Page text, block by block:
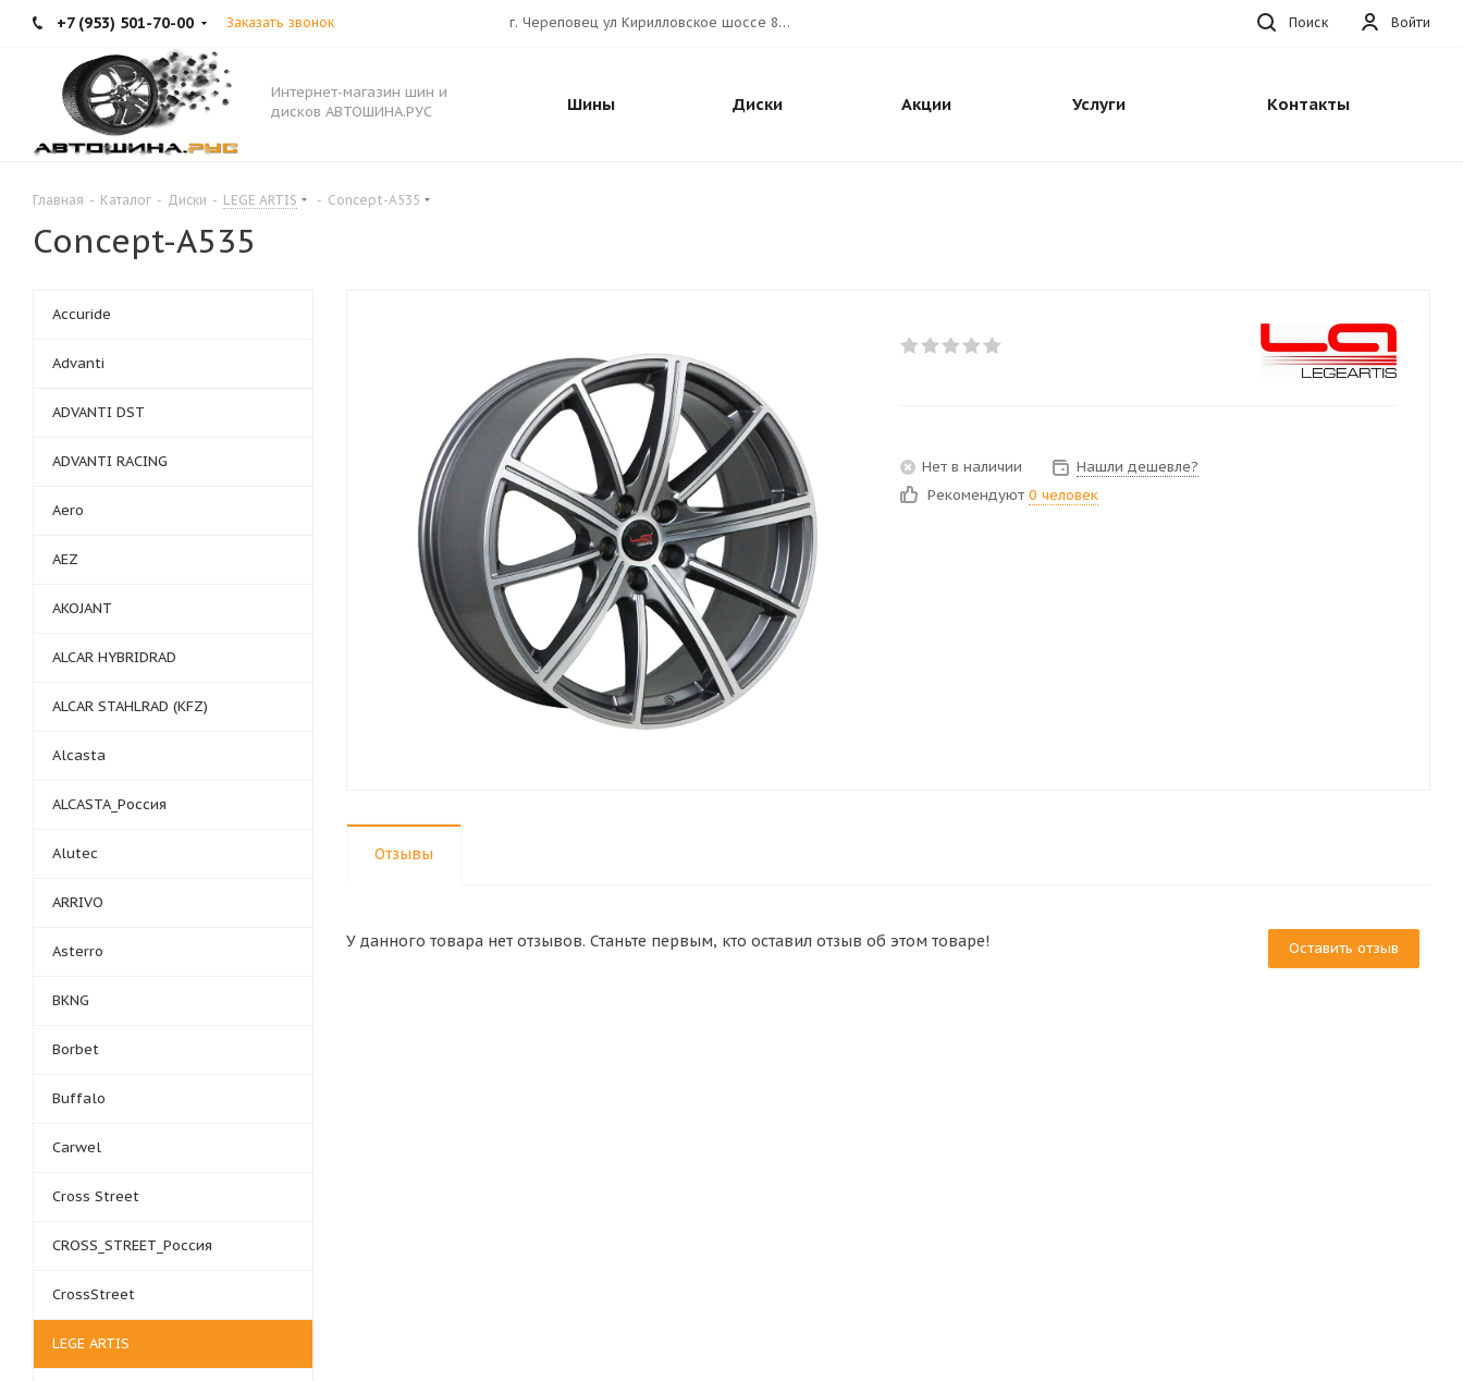
+7 (953) 501-70-00 Заказать звонок Войти
г. Череповец ул Кирилловское шоссе 80А АВТОШИНА.РУС Поиск
Интернет-магазин шин и
дисков АВТОШИНА.РУС
Шины Диски Акции Услуги Контакты
Главная - Каталог - Диски - LEGE ARTIS - Concept-A535
Concept-A535
Нет в наличии
Нашли дешевле?
Рекомендуют 0 человек
Отзывы
Оставить отзыв
У данного товара нет отзывов. Станьте первым, кто оставил отзыв об этом товаре!
Accuride
Advanti
ADVANTI DST
ADVANTI RACING
Aero
AEZ
AKOJANT
ALCAR HYBRIDRAD
ALCAR STAHLRAD (KFZ)
Alcasta
ALCASTA_Россия
Alutec
ARRIVO
Asterro
BKNG
Borbet
Buffalo
Carwel
Cross Street
CROSS_STREET_Россия
CrossStreet
LEGE ARTIS